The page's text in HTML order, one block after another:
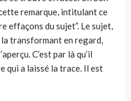
remarque, intitulant ce
effaçons du sujet”. Le sujet,
la transformant en regard,
C’est par là qu’il
qui a laissé la trace. Il est